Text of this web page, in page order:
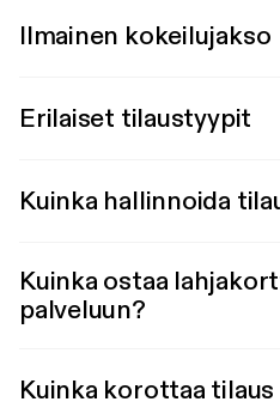
Ilmainen kokeilujakso
Erilaiset tilaustyypit
Kuinka hallinnoida
Kuinka ostaa
palveluun?
Kuinka korottaa